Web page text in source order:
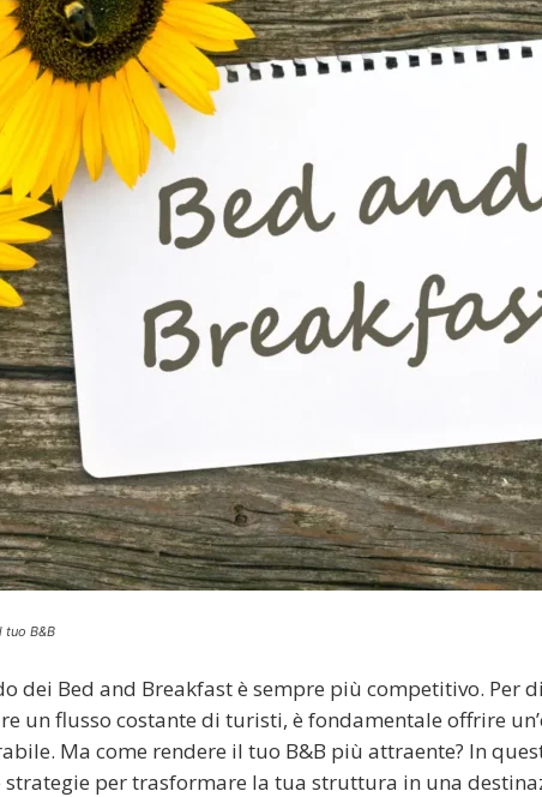
tuo B&B
dei Bed and Breakfast è sempre più competitivo. Per
un flusso costante di turisti, è fondamentale offrire
Ma come rendere il tuo B&B più attraente? In
strategie per trasformare la tua struttura in una